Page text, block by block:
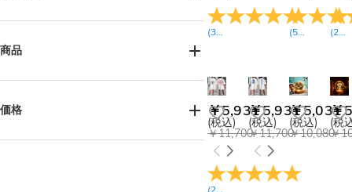
お父様へ(10)
商品
Tシャツ(3)
価格
(36 レビュー (5レビュー)
(28
￥5,931
(税込)
￥11,700
(22 レビュー
￥5,931
(税込)
￥11,700
￥5,031
(税込)
￥10,080
￥
(税
￥